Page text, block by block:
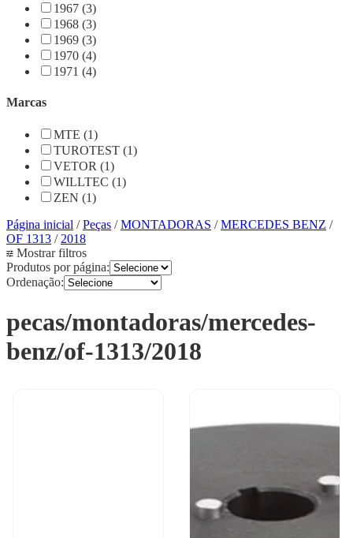
1967 (3)
1968 (3)
1969 (3)
1970 (4)
1971 (4)
Marcas
MTE (1)
TUROTEST (1)
VETOR (1)
WILLTEC (1)
ZEN (1)
Página inicial /Peças /MONTADORAS /MERCEDES BENZ /
OF 1313 /2018
Mostrar filtros
Produtos por página:
Ordenação:
pecas/montadoras/mercedes-
benz/of-1313/2018